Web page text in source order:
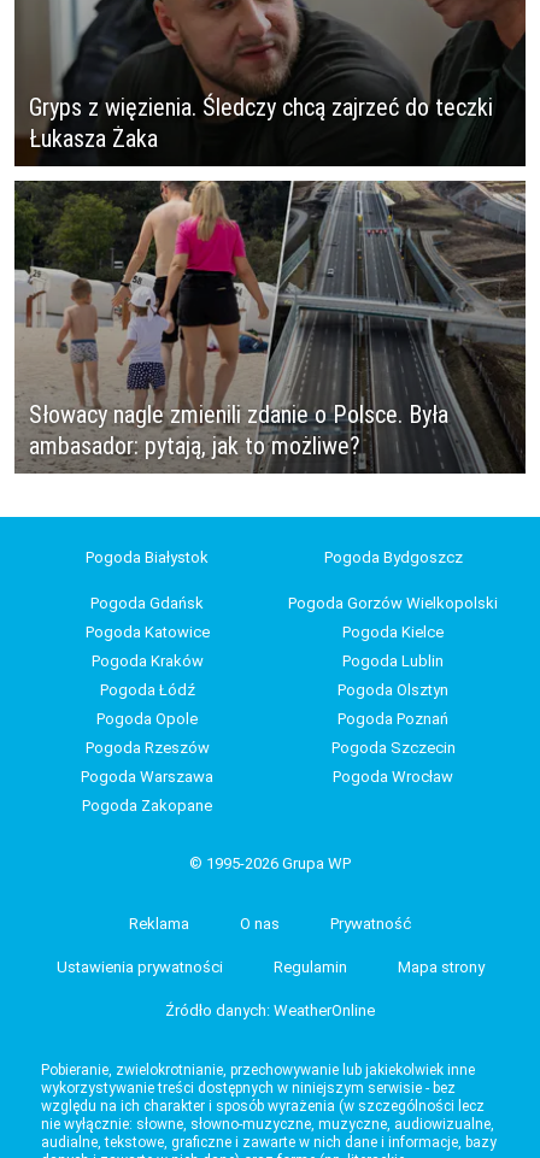
Gryps z więzienia. Śledczy chcą zajrzeć do teczki
Łukasza Żaka
Słowacy nagle zmienili zdanie o Polsce. Była
ambasador: pytają, jak to możliwe?
Pogoda Białystok Pogoda Bydgoszcz
Pogoda Gdańsk
Pogoda Gorzów Wielkopolski
Pogoda Katowice
Pogoda Kielce
Pogoda Kraków
Pogoda Lublin
Pogoda Łódź
Pogoda Olsztyn
Pogoda Opole
Pogoda Poznań
Pogoda Rzeszów
Pogoda Szczecin
Pogoda Warszawa
Pogoda Wrocław
Pogoda Zakopane
© 1995-2026 Grupa WP
Reklama O nas Prywatność
Ustawienia prywatności Regulamin Mapa strony
Źródło danych: WeatherOnline
Pobieranie, zwielokrotnianie, przechowywanie lub jakiekolwiek inne
wykorzystywanie treści dostępnych w niniejszym serwisie - bez
względu na ich charakter i sposób wyrażenia (w szczególności lecz
nie wyłącznie: słowne, słowno-muzyczne, muzyczne, audiowizualne,
audialne, tekstowe, graficzne i zawarte w nich dane i informacje, bazy